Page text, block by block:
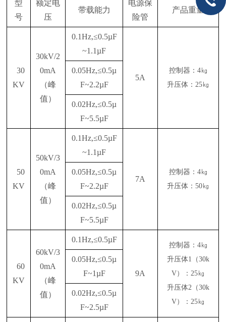
型
号
额定电
压
带载能力
电源保
险管
产品重量
30
KV
30kV/2
0mA
（峰
值）
0.1Hz,≤0.5µF
~1.1µF
5A
控制器： 4㎏
升压体：25㎏
0.05Hz,≤0.5µ
F~2.2µF
0.02Hz,≤0.5µ
F~5.5µF
50
KV
50kV/3
0mA
（峰
值）
0.1Hz,≤0.5µF
~1.1µF
7A
控制器： 4㎏
升压体：50㎏
0.05Hz,≤0.5µ
F~2.2µF
0.02Hz,≤0.5µ
F~5.5µF
60
KV
60kV/3
0mA
（峰
值）
0.1Hz,≤0.5µF
9A
控制器： 4㎏
升压体1（30k
V）：25㎏
升压体2（30k
V）：25㎏
0.05Hz,≤0.5µ
F~1µF
0.02Hz,≤0.5µ
F~2.5µF